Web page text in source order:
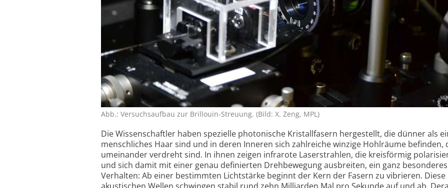
Abb.: Versuchs­aufbau zur Brillouin-Streuung. (Bild: X. Zeng, MPL)
Die Wissenschaftler haben spezielle photonische Kristall­fasern hergestellt, die dünner als
menschliches Haar sind und in deren Inneren sich zahlreiche winzige Hohlräume befinden,
umeinander verdreht sind. In ihnen zeigen infrarote Laserstrahlen, die kreisförmig
und sich damit mit einer genau definierten Drehbewegung ausbreiten, ein ganz besonderes
Verhalten: Ab einer bestimmten Lichtstärke beginnt der Kern der Fasern zu vibrieren. Diese